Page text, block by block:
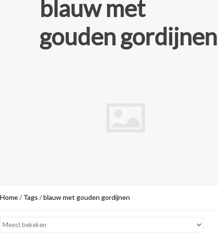
blauw met
gouden gordijnen
Home/ Tags /blauw met gouden gordijnen